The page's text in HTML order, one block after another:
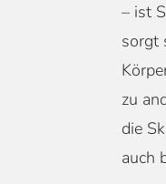
– ist
sorgt
zu
die
auch